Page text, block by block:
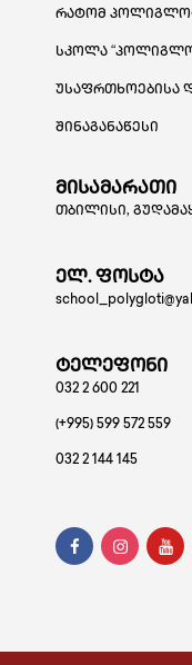
რატომ
სკოლა
უსაფრთხოებისა
შინაგანაწესი
მისამარათი
თბილისი,
ელ. ფოსტა
ტელეფონი
032 2 600 221
(+995) 599 572 559
032 2 144 145